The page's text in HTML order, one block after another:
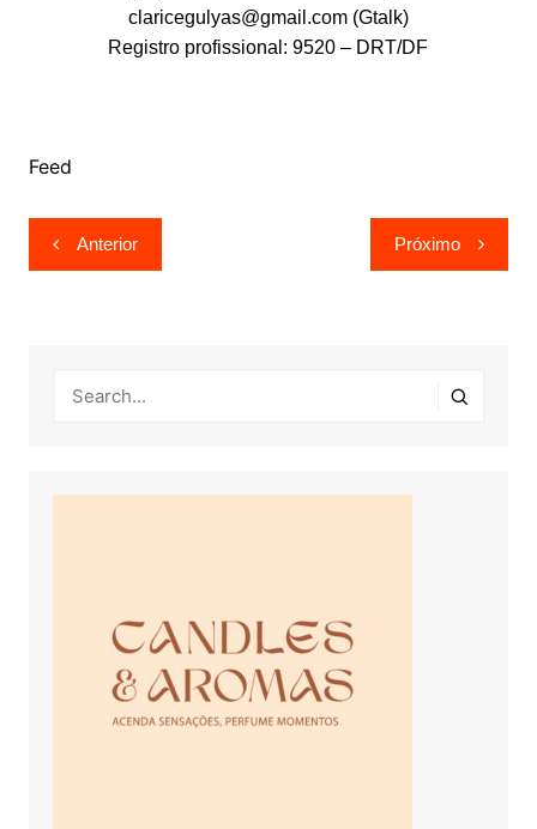
claricegulyas@gmail.com (Gtalk)
Registro profissional: 9520 – DRT/DF
Feed
Navegação
de
Anterior Próximo